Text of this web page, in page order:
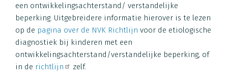
een ontwikkelingsachterstand/ verstandelijke
beperking. Uitgebreidere informatie hierover is te lezen
op de pagina over de NVK Richtlijn voor de etiologische
diagnostiek bij kinderen met een
ontwikkelingsachterstand/verstandelijke beperking, of
in de richtlijn zelf.